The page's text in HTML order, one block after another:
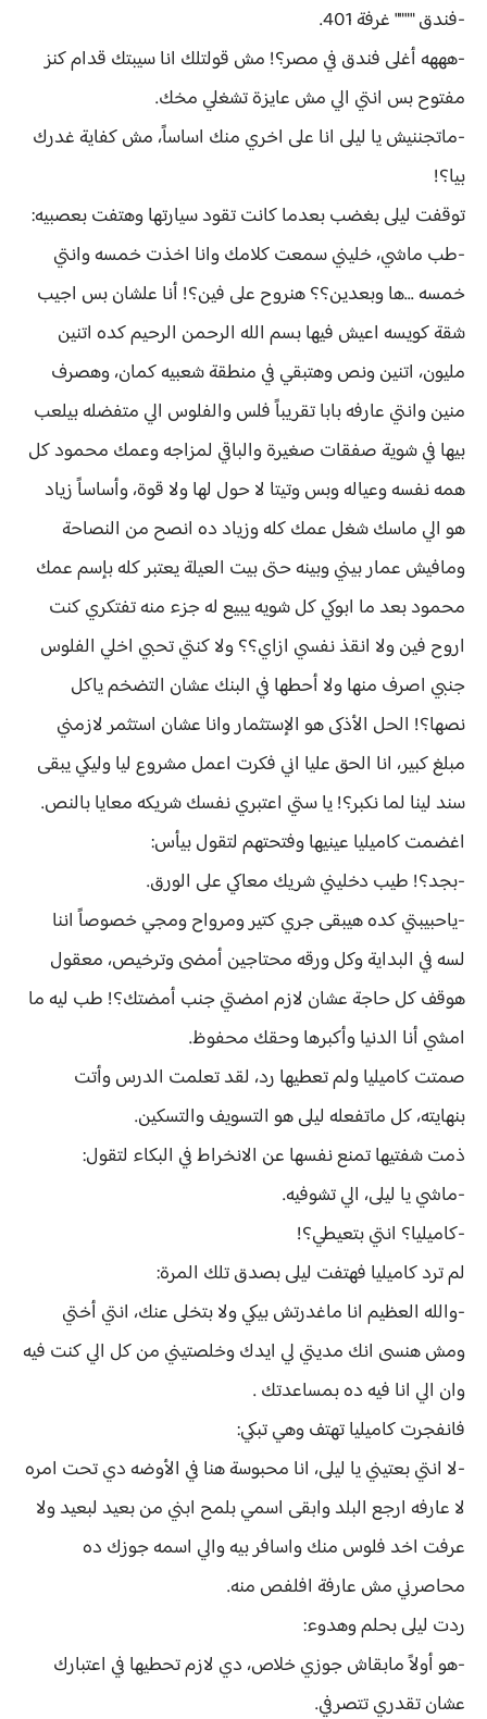
-فندق """" غرفة 401.
-هههه أغلى فندق في مصر؟! مش قولتلك انا سيبتك قدام كنز
مفتوح بس انتي الي مش عايزة تشغلي مخك.
-ماتجننيش يا ليلى انا على اخري منك اساساً، مش كفاية غدرك
بيا؟!
توقفت ليلى بغضب بعدما كانت تقود سيارتها وهتفت بعصبيه:
-طب ماشي، خليني سمعت كلامك وانا اخذت خمسه وانتي
خمسه ...ها وبعدين؟؟ هنروح على فين؟! أنا علشان بس اجيب
شقة كويسه اعيش فيها بسم الله الرحمن الرحيم كده اتنين
مليون، اتنين ونص وهتبقي في منطقة شعبيه كمان، وهصرف
منين وانتي عارفه بابا تقريباً فلس والفلوس الي متفضله بيلعب
بيها في شوية صفقات صغيرة والباقي لمزاجه وعمك محمود كل
همه نفسه وعياله وبس وتيتا لا حول لها ولا قوة، وأساساً زياد
هو الي ماسك شغل عمك كله وزياد ده انصح من النصاحة
ومافيش عمار بيني وبينه حتى بيت العيلة يعتبر كله بإسم عمك
محمود بعد ما ابوكي كل شويه يبيع له جزء منه تفتكري كنت
اروح فين ولا انقذ نفسي ازاي؟؟ ولا كنتي تحبي اخلي الفلوس
جنبي اصرف منها ولا أحطها في البنك عشان التضخم ياكل
نصها؟! الحل الأذكى هو الإستثمار وانا عشان استثمر لازمني
مبلغ كبير، انا الحق عليا اني فكرت اعمل مشروع ليا وليكي يبقى
سند لينا لما نكبر؟! يا ستي اعتبري نفسك شريكه معايا بالنص.
اغضمت كاميليا عينيها وفتحتهم لتقول بيأس:
-بجد؟! طيب دخليني شريك معاكي على الورق.
-ياحبيبتي كده هيبقى جري كتير ومرواح ومجي خصوصاً اننا
لسه في البداية وكل ورقه محتاجين أمضى وترخيص، معقول
هوقف كل حاجة عشان لازم امضتي جنب أمضتك؟! طب ليه ما
امشي أنا الدنيا وأكبرها وحقك محفوظ.
صمتت كاميليا ولم تعطيها رد، لقد تعلمت الدرس وأتت
بنهايته، كل ماتفعله ليلى هو التسويف والتسكين.
ذمت شفتيها تمنع نفسها عن الانخراط في البكاء لتقول:
-ماشي يا ليلى، الي تشوفيه.
-كاميليا؟ انتي بتعيطي؟!
لم ترد كاميليا فهتفت ليلى بصدق تلك المرة:
-والله العظيم انا ماغدرتش بيكي ولا بتخلى عنك، انتي أختي
ومش هنسى انك مديتي لي ايدك وخلصتيني من كل الي كنت فيه
وان الي انا فيه ده بمساعدتك .
فانفجرت كاميليا تهتف وهي تبكي:
-لا انتي بعتيني يا ليلى، انا محبوسة هنا في الأوضه دي تحت امره
لا عارفه ارجع البلد وابقى اسمي بلمح ابني من بعيد لبعيد ولا
عرفت اخد فلوس منك واسافر بيه والي اسمه جوزك ده
محاصرني مش عارفة افلفص منه.
ردت ليلى بحلم وهدوء:
-هو أولاً مابقاش جوزي خلاص، دي لازم تحطيها في اعتبارك
عشان تقدري تتصرفي.